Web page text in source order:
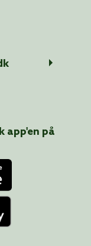
app'en på